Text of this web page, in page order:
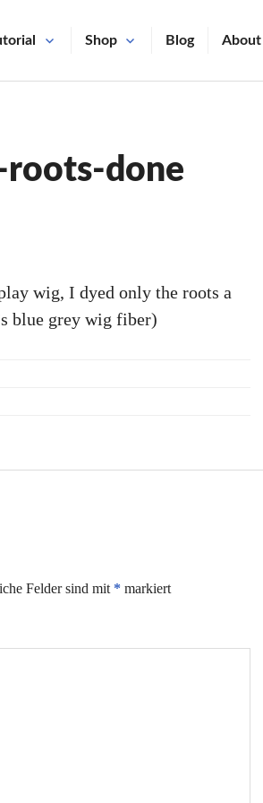
Shop Blog About
done
wig, I dyed only the roots a
blue grey wig fiber)
Felder sind mit * markiert